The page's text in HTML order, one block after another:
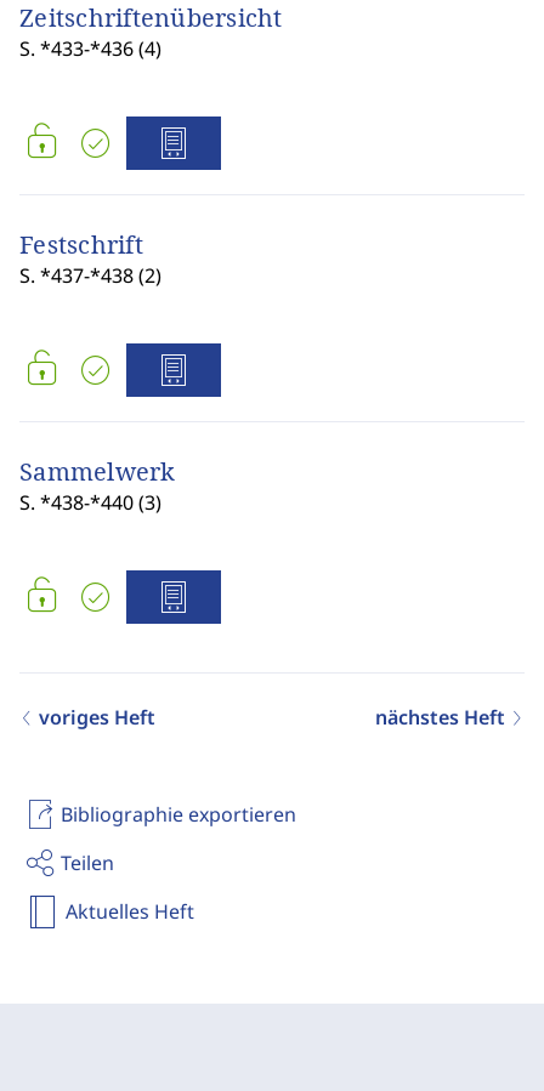
Bibliographie exportieren
Teilen
Aktuelles Heft
Zeitschriftenübersicht
S. *433-*436 (4)
Festschrift
S. *437-*438 (2)
Sammelwerk
S. *438-*440 (3)
voriges Heft nächstes Heft